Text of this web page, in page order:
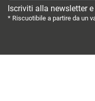
Iscriviti alla newsletter
* Riscuotibile a partire da un